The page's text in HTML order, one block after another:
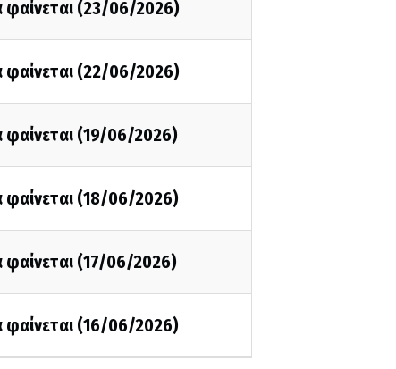
φαίνεται (23/06/2026)
φαίνεται (22/06/2026)
(19/06/2026)
φαίνεται (18/06/2026)
(17/06/2026)
φαίνεται (16/06/2026)